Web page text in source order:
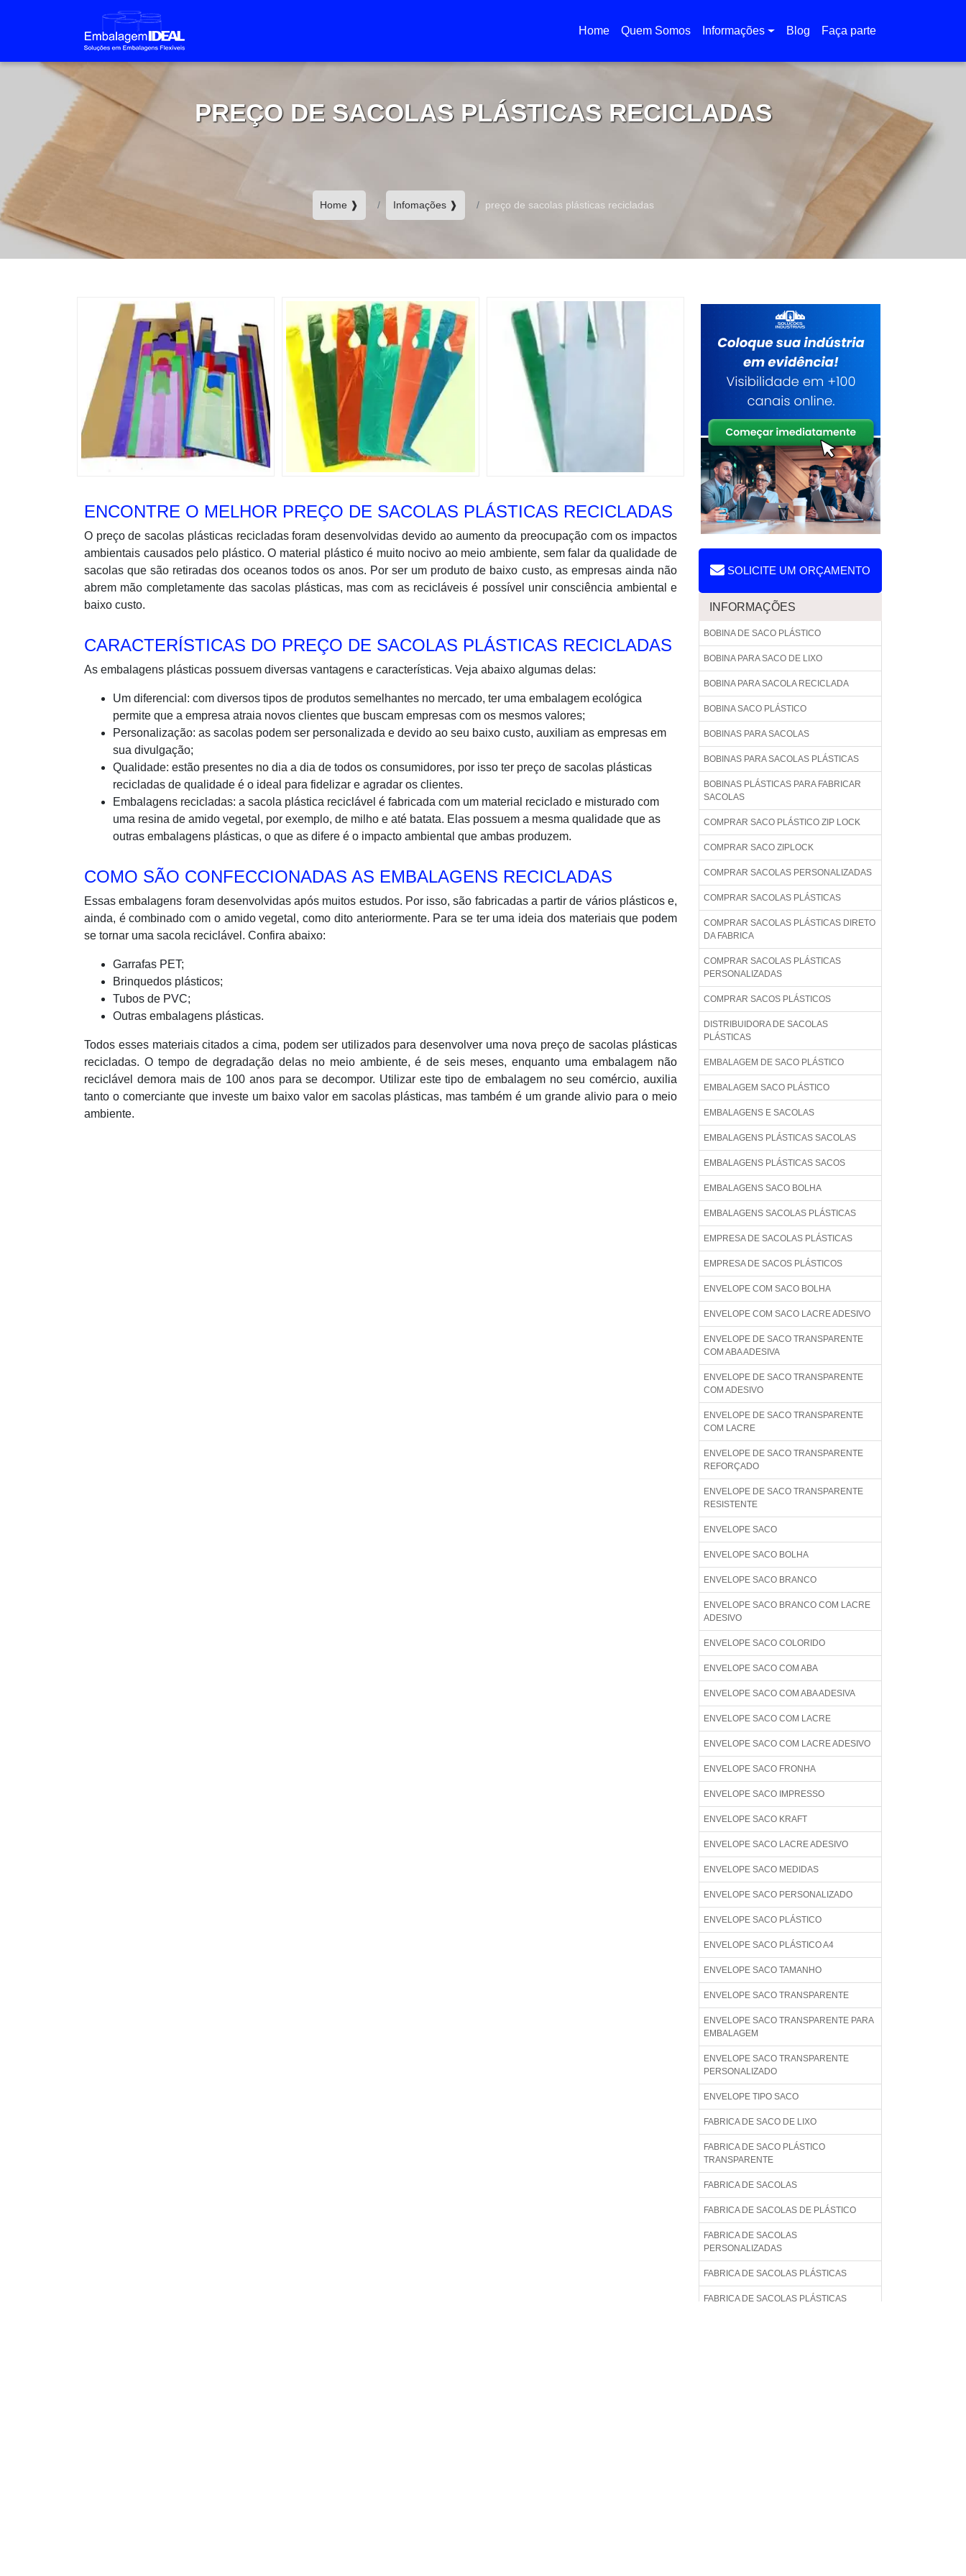
Home
(current)
Quem Somos Informações Blog Faça parte
PREÇO DE SACOLAS PLÁSTICAS RECICLADAS
Home ❱ Infomações ❱ preço de sacolas plásticas recicladas
ENCONTRE O MELHOR PREÇO DE SACOLAS PLÁSTICAS RECICLADAS
O preço de sacolas plásticas recicladas foram desenvolvidas devido ao aumento da preocupação com os impactos
ambientais causados pelo plástico. O material plástico é muito nocivo ao meio ambiente, sem falar da qualidade de
sacolas que são retiradas dos oceanos todos os anos. Por ser um produto de baixo custo, as empresas ainda não
abrem mão completamente das sacolas plásticas, mas com as recicláveis é possível unir consciência ambiental e
baixo custo.
CARACTERÍSTICAS DO PREÇO DE SACOLAS PLÁSTICAS RECICLADAS
As embalagens plásticas possuem diversas vantagens e características. Veja abaixo algumas delas:
Um diferencial: com diversos tipos de produtos semelhantes no mercado, ter uma embalagem ecológica
permite que a empresa atraia novos clientes que buscam empresas com os mesmos valores;
Personalização: as sacolas podem ser personalizada e devido ao seu baixo custo, auxiliam as empresas em
sua divulgação;
Qualidade: estão presentes no dia a dia de todos os consumidores, por isso ter preço de sacolas plásticas
recicladas de qualidade é o ideal para fidelizar e agradar os clientes.
Embalagens recicladas: a sacola plástica reciclável é fabricada com um material reciclado e misturado com
uma resina de amido vegetal, por exemplo, de milho e até batata. Elas possuem a mesma qualidade que as
outras embalagens plásticas, o que as difere é o impacto ambiental que ambas produzem.
COMO SÃO CONFECCIONADAS AS EMBALAGENS RECICLADAS
Essas embalagens foram desenvolvidas após muitos estudos. Por isso, são fabricadas a partir de vários plásticos e,
ainda, é combinado com o amido vegetal, como dito anteriormente. Para se ter uma ideia dos materiais que podem
se tornar uma sacola reciclável. Confira abaixo:
Garrafas PET;
Brinquedos plásticos;
Tubos de PVC;
Outras embalagens plásticas.
Todos esses materiais citados a cima, podem ser utilizados para desenvolver uma nova preço de sacolas plásticas
recicladas. O tempo de degradação delas no meio ambiente, é de seis meses, enquanto uma embalagem não
reciclável demora mais de 100 anos para se decompor. Utilizar este tipo de embalagem no seu comércio, auxilia
tanto o comerciante que investe um baixo valor em sacolas plásticas, mas também é um grande alivio para o meio
ambiente.
SOLICITE UM ORÇAMENTO
INFORMAÇÕES
BOBINA DE SACO PLÁSTICO
BOBINA PARA SACO DE LIXO
BOBINA PARA SACOLA RECICLADA
BOBINA SACO PLÁSTICO
BOBINAS PARA SACOLAS
BOBINAS PARA SACOLAS PLÁSTICAS
BOBINAS PLÁSTICAS PARA FABRICAR
SACOLAS
COMPRAR SACO PLÁSTICO ZIP LOCK
COMPRAR SACO ZIPLOCK
COMPRAR SACOLAS PERSONALIZADAS
COMPRAR SACOLAS PLÁSTICAS
COMPRAR SACOLAS PLÁSTICAS DIRETO
DA FABRICA
COMPRAR SACOLAS PLÁSTICAS
PERSONALIZADAS
COMPRAR SACOS PLÁSTICOS
DISTRIBUIDORA DE SACOLAS
PLÁSTICAS
EMBALAGEM DE SACO PLÁSTICO
EMBALAGEM SACO PLÁSTICO
EMBALAGENS E SACOLAS
EMBALAGENS PLÁSTICAS SACOLAS
EMBALAGENS PLÁSTICAS SACOS
EMBALAGENS SACO BOLHA
EMBALAGENS SACOLAS PLÁSTICAS
EMPRESA DE SACOLAS PLÁSTICAS
EMPRESA DE SACOS PLÁSTICOS
ENVELOPE COM SACO BOLHA
ENVELOPE COM SACO LACRE ADESIVO
ENVELOPE DE SACO TRANSPARENTE
COM ABA ADESIVA
ENVELOPE DE SACO TRANSPARENTE
COM ADESIVO
ENVELOPE DE SACO TRANSPARENTE
COM LACRE
ENVELOPE DE SACO TRANSPARENTE
REFORÇADO
ENVELOPE DE SACO TRANSPARENTE
RESISTENTE
ENVELOPE SACO
ENVELOPE SACO BOLHA
ENVELOPE SACO BRANCO
ENVELOPE SACO BRANCO COM LACRE
ADESIVO
ENVELOPE SACO COLORIDO
ENVELOPE SACO COM ABA
ENVELOPE SACO COM ABA ADESIVA
ENVELOPE SACO COM LACRE
ENVELOPE SACO COM LACRE ADESIVO
ENVELOPE SACO FRONHA
ENVELOPE SACO IMPRESSO
ENVELOPE SACO KRAFT
ENVELOPE SACO LACRE ADESIVO
ENVELOPE SACO MEDIDAS
ENVELOPE SACO PERSONALIZADO
ENVELOPE SACO PLÁSTICO
ENVELOPE SACO PLÁSTICO A4
ENVELOPE SACO TAMANHO
ENVELOPE SACO TRANSPARENTE
ENVELOPE SACO TRANSPARENTE PARA
EMBALAGEM
ENVELOPE SACO TRANSPARENTE
PERSONALIZADO
ENVELOPE TIPO SACO
FABRICA DE SACO DE LIXO
FABRICA DE SACO PLÁSTICO
TRANSPARENTE
FABRICA DE SACOLAS
FABRICA DE SACOLAS DE PLÁSTICO
FABRICA DE SACOLAS
PERSONALIZADAS
FABRICA DE SACOLAS PLÁSTICAS
FABRICA DE SACOLAS PLÁSTICAS